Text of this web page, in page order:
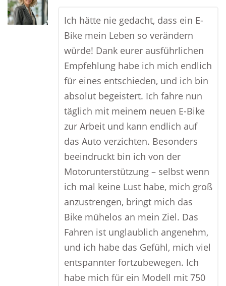
Ich hätte nie gedacht, dass ein E-
Bike mein Leben so verändern
würde! Dank eurer ausführlichen
Empfehlung habe ich mich endlich
für eines entschieden, und ich bin
absolut begeistert. Ich fahre nun
täglich mit meinem neuen E-Bike
zur Arbeit und kann endlich auf
das Auto verzichten. Besonders
beeindruckt bin ich von der
Motorunterstützung – selbst wenn
ich mal keine Lust habe, mich groß
anzustrengen, bringt mich das
Bike mühelos an mein Ziel. Das
Fahren ist unglaublich angenehm,
und ich habe das Gefühl, mich viel
entspannter fortzubewegen. Ich
habe mich für ein Modell mit 750